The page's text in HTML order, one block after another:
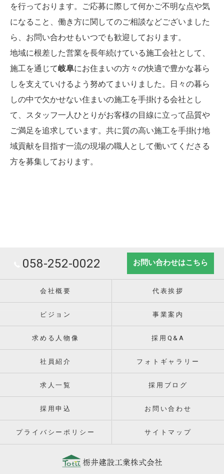
を行っております。ご応募に際して何かご不明な点や気
になること、働き方に関してのご相談などございました
ら、お問い合わせもいつでも歓迎しております。
地域に根差した営業を長年続けている施工会社として、
施工を通じて岐阜にお住まいの方々の快適で豊かな暮ら
しを支えていけるよう努めてまいりました。日々の暮ら
しの中で欠かせない住まいの施工を手掛ける会社とし
て、スタッフ一人ひとりがお客様の目線に立って品質や
ご満足を追求しています。共に質の高い施工を手掛け地
域貢献を目指す一流の現場の職人として働いてくださる
方を募集しております。
058-252-0022 お問い合わせはこちら
会社概要 代表挨拶
ビジョン 事業案内
求める人物像 採用Q&A
社員紹介 フォトギャラリー
求人一覧 採用ブログ
採用申込 お問い合わせ
プライバシーポリシー サイトマップ